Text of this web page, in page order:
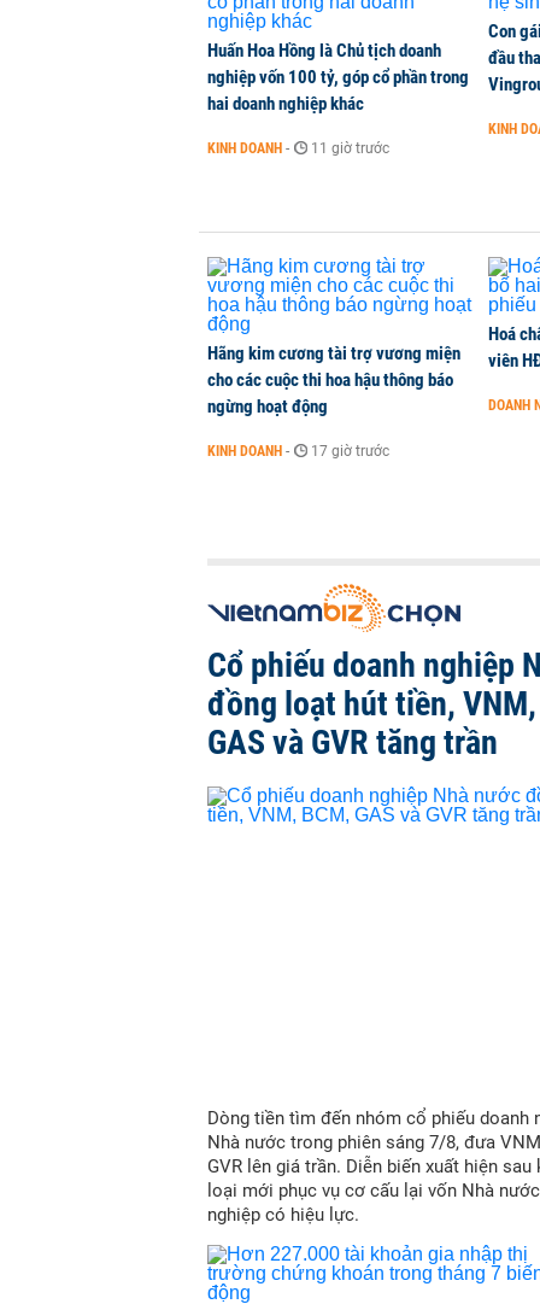
Huấn Hoa Hồng là Chủ tịch doanh
nghiệp vốn 100 tỷ, góp cổ phần trong
hai doanh nghiệp khác
KINH DOANH - 11 giờ trước
Con
đầu
KINH
Hãng kim cương tài trợ vương miện
cho các cuộc thi hoa hậu thông báo
ngừng hoạt động
KINH DOANH - 17 giờ trước
Hoá
viên
DOANH
Cổ phiếu doanh nghiệp
đồng loạt hút tiền, VNM,
GAS và GVR tăng trần
Dòng tiền tìm đến nhóm cổ phiếu doanh
Nhà nước trong phiên sáng 7/8, đưa
GVR lên giá trần. Diễn biến xuất hiện sau
loại mới phục vụ cơ cấu lại vốn Nhà
nghiệp có hiệu lực.